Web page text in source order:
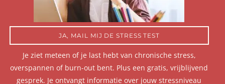
JA, MAIL MIJ DE STRESS TEST
Je ziet meteen of je last hebt van chronische stress,
overspannen of burn-out bent. Plus een gratis, vrijblijvend
gesprek. Je ontvangt informatie over jouw stressniveau